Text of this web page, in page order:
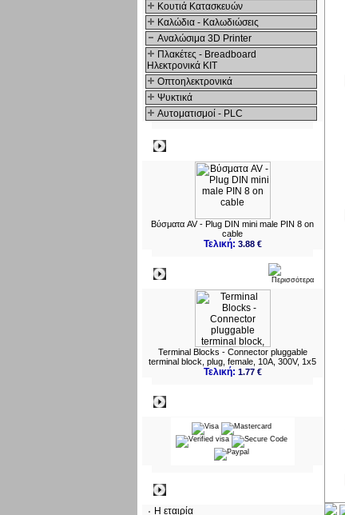
Κουτιά Κατασκευών
Καλώδια - Καλωδιώσεις
Αναλώσιμα 3D Printer
Πλακέτες - Breadboard
Ηλεκτρονικά ΚΙΤ
Οπτοηλεκτρονικά
Ψυκτικά
Αυτοματισμοί - PLC
Βύσματα AV - Plug DIN mini male PIN 8 on
cable
Τελική: 3.88 €
Terminal Blocks - Connector pluggable
terminal block, plug, female, 10A, 300V, 1x5
Τελική: 1.77 €
Η εταιρία